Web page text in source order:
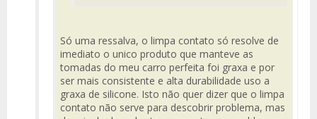
Só uma ressalva, o limpa contato só resolve de
imediato o unico produto que manteve as
tomadas do meu carro perfeita foi graxa e por
ser mais consistente e alta durabilidade uso a
graxa de silicone. Isto não quer dizer que o limpa
contato não serve para descobrir problema, mas